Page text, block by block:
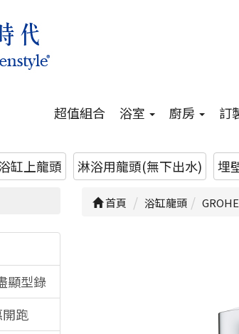
超值組合 浴室 廚房 訂
缸上龍頭 淋浴用龍頭(無下出水) 埋
顯型錄
跑
首頁 浴缸龍頭 GROHE